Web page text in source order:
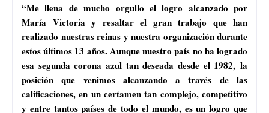
“Me llena de mucho orgullo el logro alcanzado por
María Victoria y resaltar el gran trabajo que han
realizado nuestras reinas y nuestra organización durante
estos últimos 13 años. Aunque nuestro país no ha logrado
esa segunda corona azul tan deseada desde el 1982, la
posición que venimos alcanzando a través de las
calificaciones, en un certamen tan complejo, competitivo
y entre tantos países de todo el mundo, es un logro que